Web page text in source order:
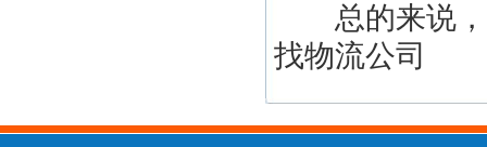
总的来说，
找物流公司